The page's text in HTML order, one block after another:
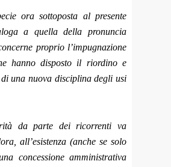
ora sottoposta al presente
a quella della pronuncia
proprio l’impugnazione
hanno disposto il riordino e
di una nuova disciplina degli usi
da parte dei ricorrenti va
all’esistenza (anche se solo
concessione amministrativa